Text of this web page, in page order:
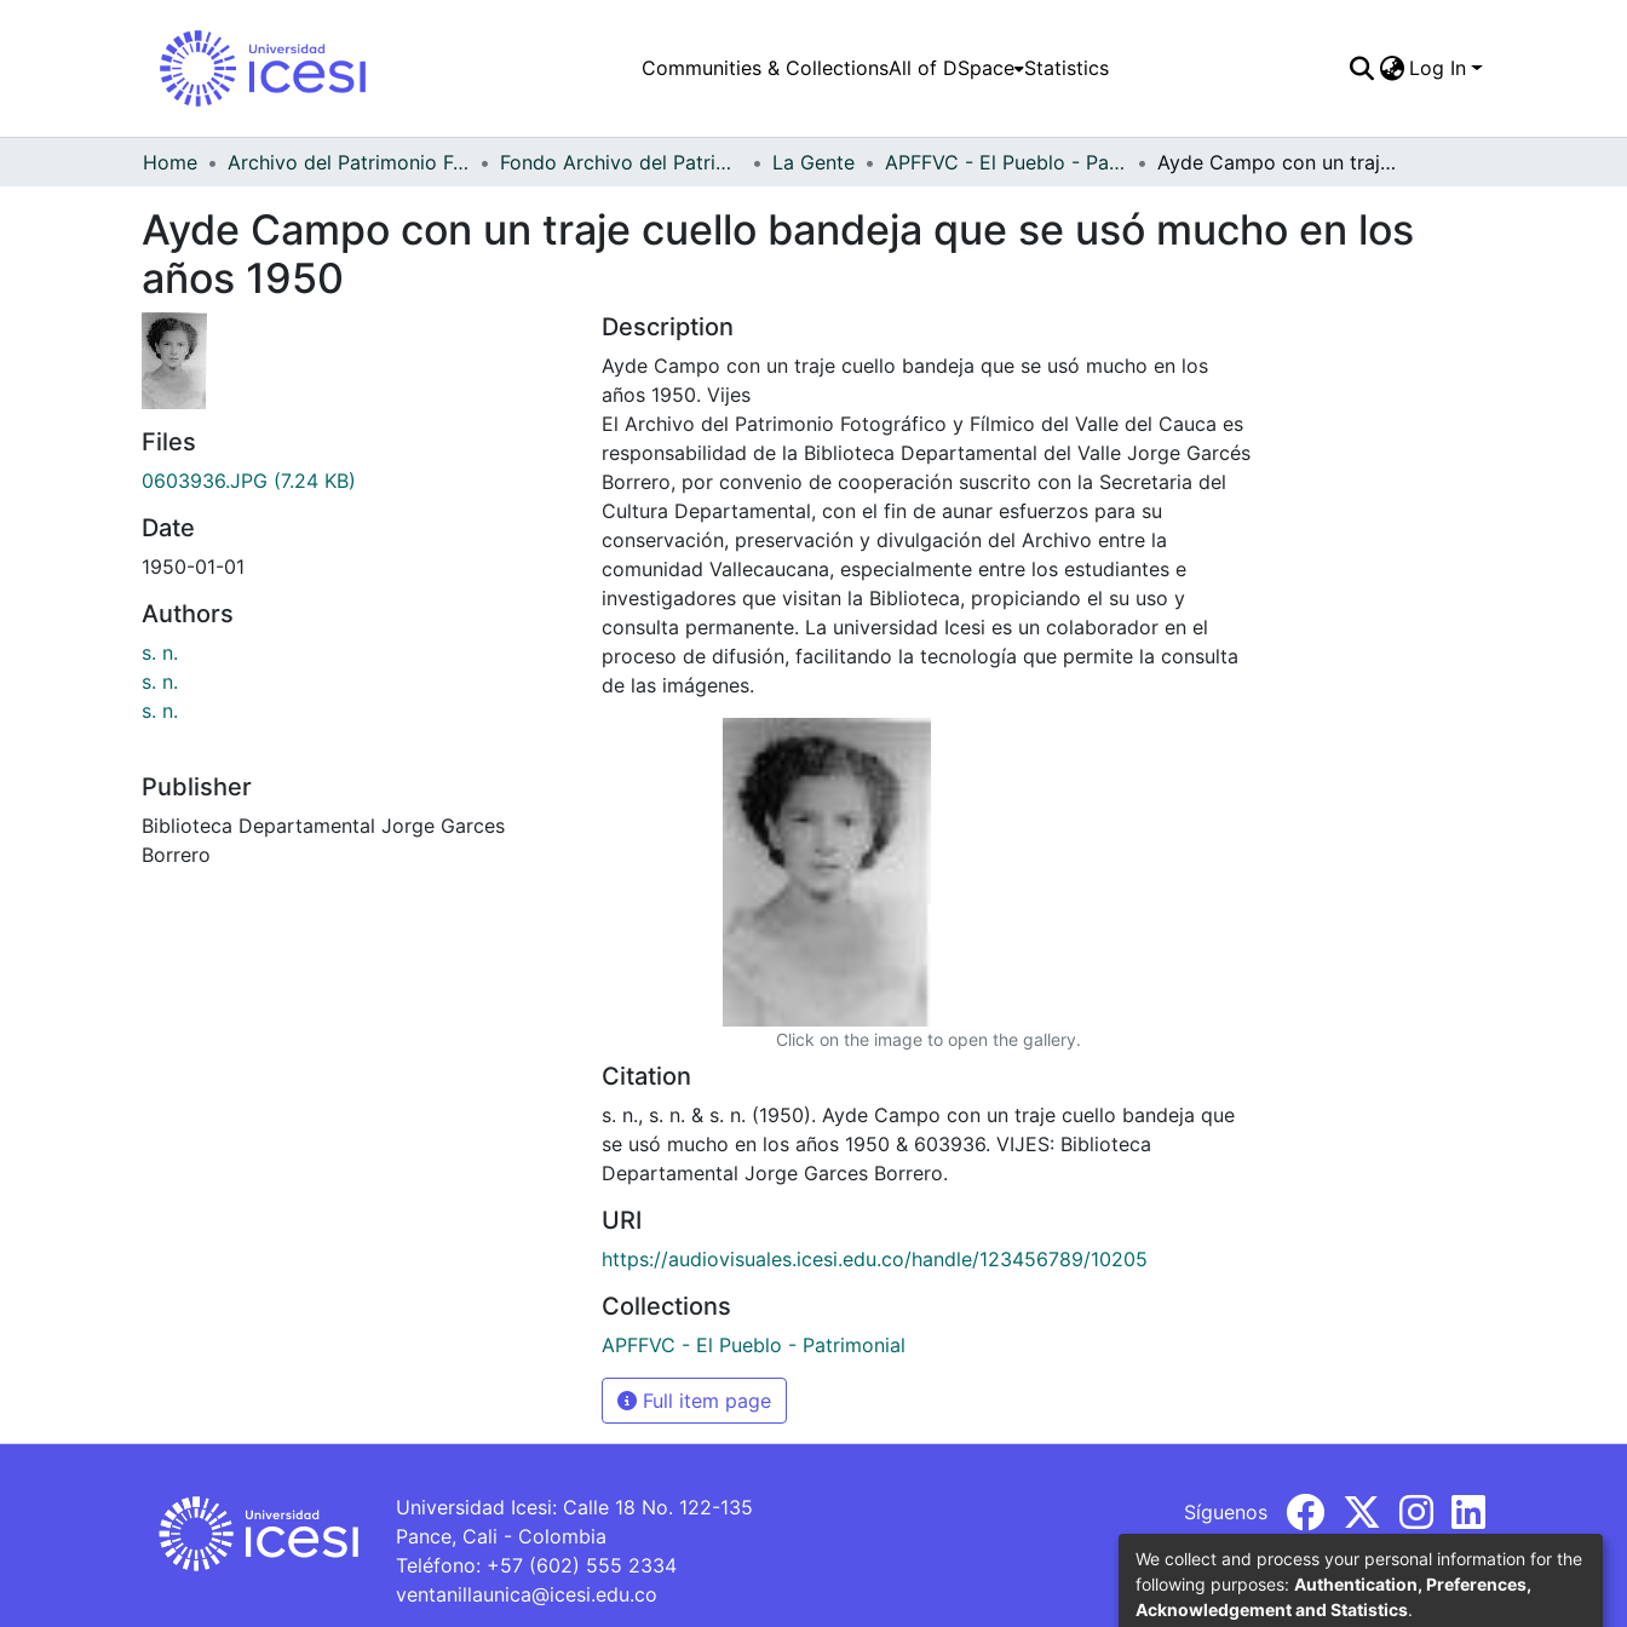
Communities & CollectionsAll of DSpace Statistics Log In
Home Archivo del Patrimonio Fotográfico y Fílmico del Valle del Cauca Fondo Archivo del Patrimonio Fotográfico y Fílmico del Valle del Cauca La Gente APFFVC - El Pueblo - Patrimonial Ayde Campo con un traje cuello bandeja que se usó mucho en los años 1950
Ayde Campo con un traje cuello bandeja que se usó mucho en los
años 1950
Files
0603936.JPG (7.24 KB)
Date
1950-01-01
Authors
s. n.
s. n.
s. n.
Publisher
Biblioteca Departamental Jorge Garces
Borrero
Description
Ayde Campo con un traje cuello bandeja que se usó mucho en los
años 1950. Vijes
El Archivo del Patrimonio Fotográfico y Fílmico del Valle del Cauca es
responsabilidad de la Biblioteca Departamental del Valle Jorge Garcés
Borrero, por convenio de cooperación suscrito con la Secretaria del
Cultura Departamental, con el fin de aunar esfuerzos para su
conservación, preservación y divulgación del Archivo entre la
comunidad Vallecaucana, especialmente entre los estudiantes e
investigadores que visitan la Biblioteca, propiciando el su uso y
consulta permanente. La universidad Icesi es un colaborador en el
proceso de difusión, facilitando la tecnología que permite la consulta
de las imágenes.
Click on the image to open the gallery.
Citation
s. n., s. n. & s. n. (1950). Ayde Campo con un traje cuello bandeja que
se usó mucho en los años 1950 & 603936. VIJES: Biblioteca
Departamental Jorge Garces Borrero.
URI
https://audiovisuales.icesi.edu.co/handle/123456789/10205
Collections
APFFVC - El Pueblo - Patrimonial
Full item page
Universidad Icesi: Calle 18 No. 122-135
Pance, Cali - Colombia
Teléfono: +57 (602) 555 2334
ventanillaunica@icesi.edu.co
Síguenos
We collect and process your personal information for the
following purposes: Authentication, Preferences,
Acknowledgement and Statistics.